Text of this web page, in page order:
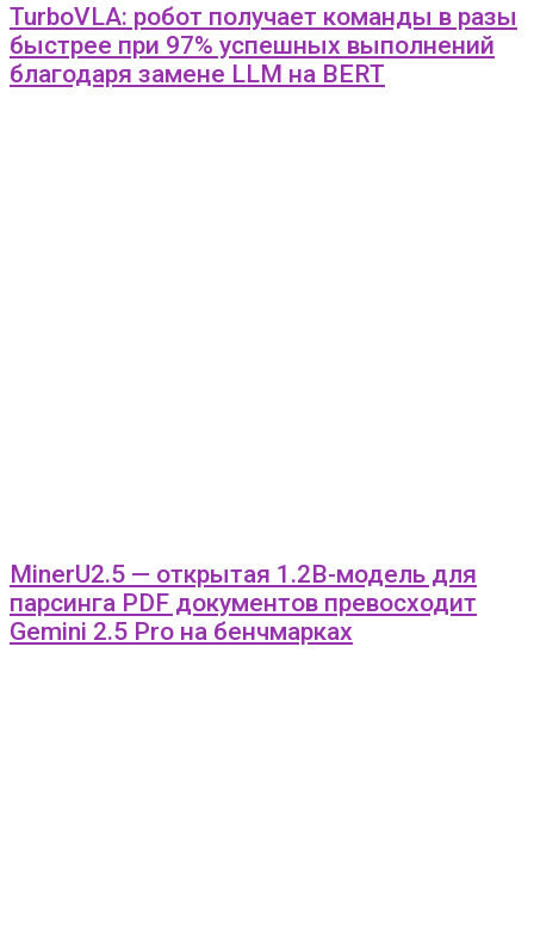
TurboVLA: робот получает команды в разы
быстрее при 97% успешных выполнений
благодаря замене LLM на BERT
MinerU2.5 — открытая 1.2B-модель для
парсинга PDF документов превосходит
Gemini 2.5 Pro на бенчмарках